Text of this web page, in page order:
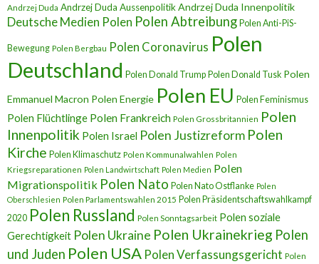
Andrzej Duda Andrzej Duda AussenpolitikAndrzej Duda Innenpolitik
Deutsche Medien Polen Polen Abtreibung Polen Anti-PiS-
Bewegung Polen Bergbau Polen Coronavirus Polen
Deutschland Polen Donald Trump Polen Donald Tusk Polen
Emmanuel Macron Polen Energie Polen EU Polen Feminismus
Polen Flüchtlinge Polen Frankreich Polen Grossbritannien Polen
Innenpolitik Polen Israel Polen Justizreform Polen
Kirche Polen Klimaschutz Polen Kommunalwahlen Polen
Kriegsreparationen Polen Landwirtschaft Polen Medien Polen
Migrationspolitik Polen Nato Polen Nato Ostflanke Polen
Oberschlesien Polen Parlamentswahlen 2015 Polen Präsidentschaftswahlkampf
2020 Polen Russland Polen Sonntagsarbeit Polen soziale
Gerechtigkeit Polen Ukraine Polen Ukrainekrieg Polen
und Juden Polen USA Polen Verfassungsgericht Polen